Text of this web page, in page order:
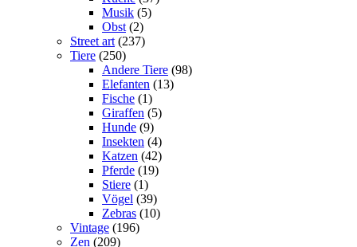
Musik (5)
Obst (2)
Street art (237)
Tiere (250)
Andere Tiere (98)
Elefanten (13)
Fische (1)
Giraffen (5)
Hunde (9)
Insekten (4)
Katzen (42)
Pferde (19)
Stiere (1)
Vögel (39)
Zebras (10)
Vintage (196)
Zen (209)